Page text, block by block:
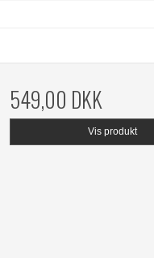
549,00 DKK
Vis produkt